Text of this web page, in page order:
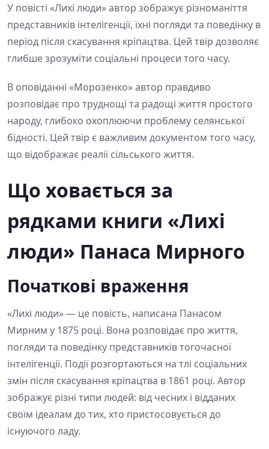
У повісті «Лихі люди» автор зображує різноманіття
представників інтелігенції, їхні погляди та поведінку в
період після скасування кріпацтва. Цей твір дозволяє
глибше зрозуміти соціальні процеси того часу.
В оповіданні «Морозенко» автор правдиво
розповідає про труднощі та радощі життя простого
народу, глибоко охоплюючи проблему селянської
бідності. Цей твір є важливим документом того часу,
що відображає реалії сільського життя.
Що ховається за
рядками книги «Лихі
люди» Панаса Мирного
Початкові враження
«Лихі люди» — це повість, написана Панасом
Мирним у 1875 році. Вона розповідає про життя,
погляди та поведінку представників тогочасної
інтелігенції. Події розгортаються на тлі соціальних
змін після скасування кріпацтва в 1861 році. Автор
зображує різні типи людей: від чесних і відданих
своїм ідеалам до тих, хто пристосовується до
існуючого ладу.